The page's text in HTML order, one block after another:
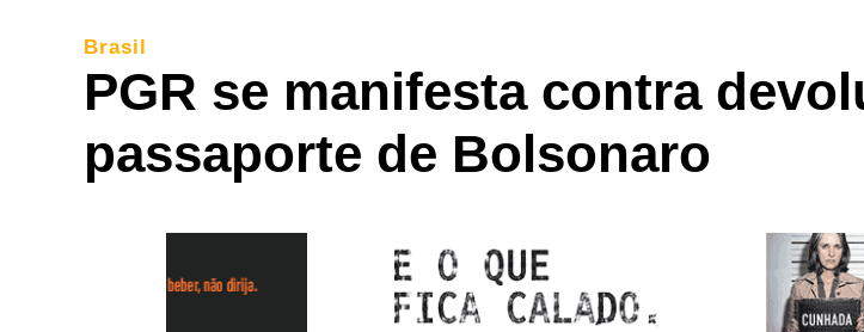
Brasil
PGR se manifesta contra
passaporte de Bolsonaro